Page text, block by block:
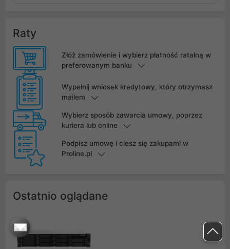
Raty
Złóż zamówienie i wybierz płatność ratalną w
preferowanym banku
Wypełnij wniosek kredytowy, który otrzymasz
mailem
Wybierz sposób zawarcia umowy, poprzez
kuriera lub online
Podpisz umowę i ciesz się zakupami w
Proline.pl
Ostatnio oglądane